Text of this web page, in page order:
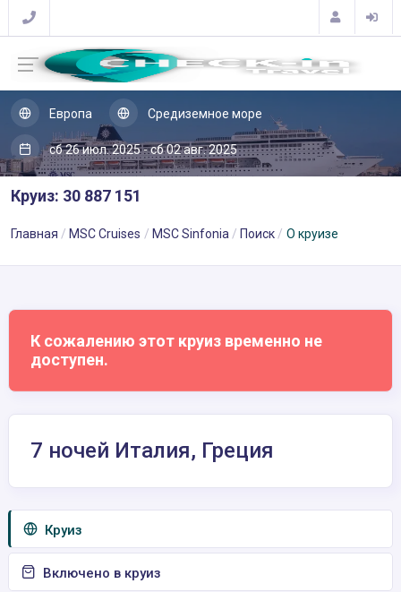
Европа Средиземное море
сб 26 июл. 2025 - сб 02 авг. 2025
Круиз: 30 887 151
Главная MSC Cruises MSC Sinfonia Поиск О круизе
К сожалению этот круиз временно не
доступен.
7 ночей Италия, Греция
Круиз
Включено в круиз